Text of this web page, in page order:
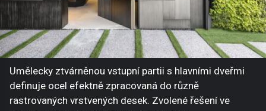
Umělecky ztvárněnou vstupní partii s hlavními dveřmi
definuje ocel efektně zpracovaná do různě
rastrovaných vrstvených desek. Zvolené řešení ve